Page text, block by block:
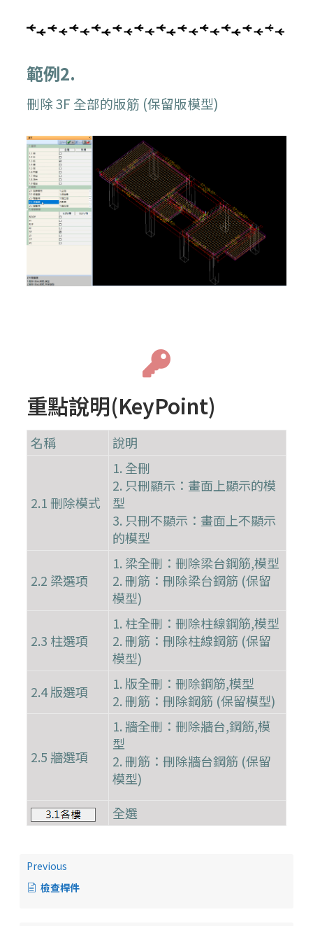
範例2.
刪除 3F 全部的版筋 (保留版模型)
重點說明(KeyPoint)
名稱 說明
2.1 刪除模式
1. 全刪
2. 只刪顯示：畫面上顯示的模
型
3. 只刪不顯示：畫面上不顯示
的模型
2.2 梁選項
1. 梁全刪：刪除梁台鋼筋,模型
2. 刪筋：刪除梁台鋼筋 (保留
模型)
2.3 柱選項
1. 柱全刪：刪除柱線鋼筋,模型
2. 刪筋：刪除柱線鋼筋 (保留
模型)
2.4 版選項
1. 版全刪：刪除鋼筋,模型
2. 刪筋：刪除鋼筋 (保留模型)
2.5 牆選項
1. 牆全刪：刪除牆台,鋼筋,模
型
2. 刪筋：刪除牆台鋼筋 (保留
模型)
全選
Previous
檢查桿件